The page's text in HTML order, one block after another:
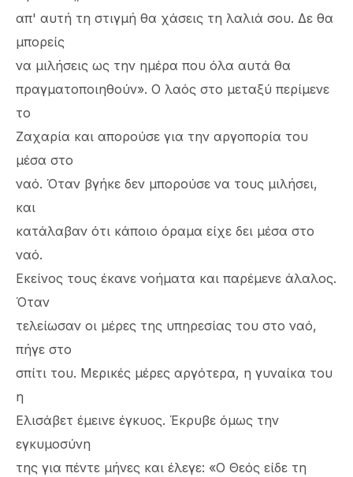
απ' αυτή τη στιγμή θα χάσεις τη λαλιά σου. Δε θα
μπορείς
να μιλήσεις ως την ημέρα που όλα αυτά θα
πραγματοποιηθούν». Ο λαός στο μεταξύ περίμενε
το
Ζαχαρία και απορούσε για την αργοπορία του
μέσα στο
ναό. Όταν βγήκε δεν μπορούσε να τους μιλήσει,
και
κατάλαβαν ότι κάποιο όραμα είχε δει μέσα στο
ναό.
Εκείνος τους έκανε νοήματα και παρέμενε άλαλος.
Όταν
τελείωσαν οι μέρες της υπηρεσίας του στο ναό,
πήγε στο
σπίτι του. Μερικές μέρες αργότερα, η γυναίκα του
η
Ελισάβετ έμεινε έγκυος. Έκρυβε όμως την
εγκυμοσύνη
της για πέντε μήνες και έλεγε: «Ο Θεός είδε τη